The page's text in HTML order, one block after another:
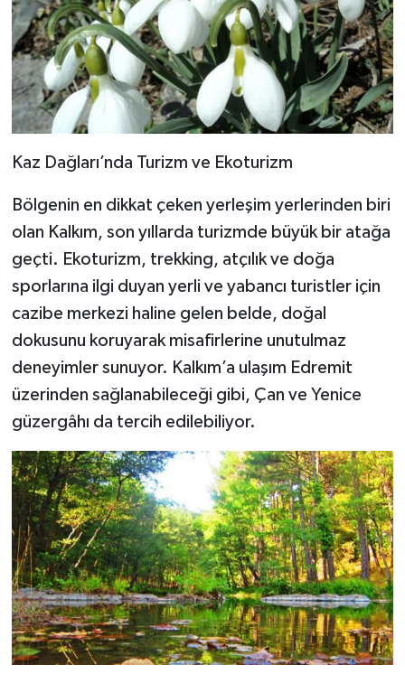
Kaz Dağları’nda Turizm ve Ekoturizm
Bölgenin en dikkat çeken yerleşim yerlerinden biri
olan Kalkım, son yıllarda turizmde büyük bir atağa
geçti. Ekoturizm, trekking, atçılık ve doğa
sporlarına ilgi duyan yerli ve yabancı turistler için
cazibe merkezi haline gelen belde, doğal
dokusunu koruyarak misafirlerine unutulmaz
deneyimler sunuyor. Kalkım’a ulaşım Edremit
üzerinden sağlanabileceği gibi, Çan ve Yenice
güzergâhı da tercih edilebiliyor.